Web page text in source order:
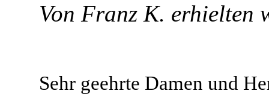
Von Franz K. erhielten
Sehr geehrte Damen und